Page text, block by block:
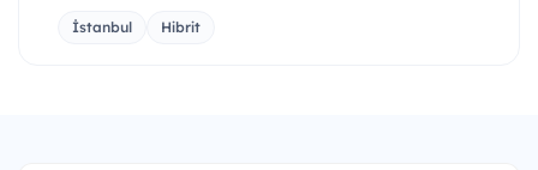
İstanbul Hibrit